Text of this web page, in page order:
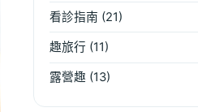
看診指南 (21)
趣旅行 (11)
露營趣 (13)